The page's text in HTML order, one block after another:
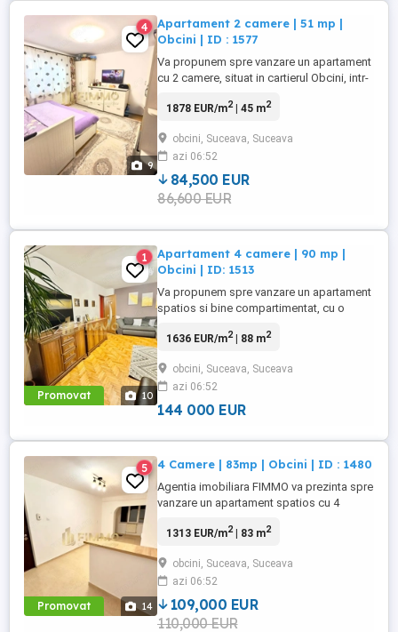
9
4
Apartament 2 camere | 51 mp |
Obcini | ID : 1577
Va propunem spre vanzare un apartament
cu 2 camere, situat in cartierul Obcini, intr-
cu acces facil catre toate punctele de
statii de transport in comun, farmacii si
alte facilitati urbane. Apartamentul are o
suprafata ...
1878 EUR/m2| 45 m2
obcini, Suceava, Suceava
azi 06:52
84,500 EUR
86,600 EUR
Promovat 10
1
Apartament 4 camere | 90 mp |
Obcini | ID: 1513
Va propunem spre vanzare un apartament
spatios si bine compartimentat, cu o
situat la etajul 3 din 4, in cartierul Obcini,
punctele de interes. Apartamentul este
decomandat si dispune de o
compartimentare inteligenta, ...
1636 EUR/m2| 88 m2
obcini, Suceava, Suceava
azi 06:52
144 000 EUR
Promovat 14
5 4 Camere | 83mp | Obcini | ID : 1480
Agentia imobiliara FIMMO va prezinta spre
vanzare un apartament spatios cu 4
cartierul Obcini, intr-o zona linistita si bine
interes ndash; scoli, gradinite, magazine,
farmacii si mijloace de transport in
comun. Apartamentul ...
1313 EUR/m2| 83 m2
obcini, Suceava, Suceava
azi 06:52
109,000 EUR
110,000 EUR